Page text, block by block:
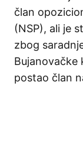
član
(NSP), ali je
zbog
Bujanovačke
postao član